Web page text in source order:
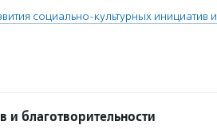
социально-культурных инициатив и
и благотворительности